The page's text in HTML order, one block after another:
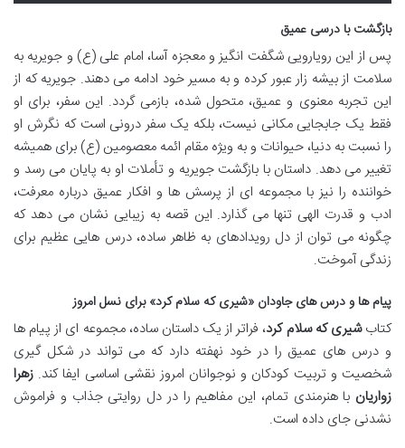
بازگشت با درسی عمیق
پس از این رویارویی شگفت انگیز و معجزه آسا، امام علی (ع) و جویریه به
سلامت از بیشه زار عبور کرده و به مسیر خود ادامه می دهند. جویریه که از
این تجربه معنوی و عمیق، متحول شده، بازمی گردد. این سفر، برای او
فقط یک جابجایی مکانی نیست، بلکه یک سفر درونی است که نگرش او
را نسبت به دنیا، حیوانات و به ویژه مقام ائمه معصومین (ع) برای همیشه
تغییر می دهد. داستان با بازگشت جویریه و تأملات او به پایان می رسد و
خواننده را نیز با مجموعه ای از پرسش ها و افکار عمیق درباره معرفت،
ادب و قدرت الهی تنها می گذارد. این قصه به زیبایی نشان می دهد که
چگونه می توان از دل رویدادهای به ظاهر ساده، درس هایی عظیم برای
زندگی آموخت.
پیام ها و درس های جاودان «شیری که سلام کرد» برای نسل امروز
کتابشیری که سلام کرد، فراتر از یک داستان ساده، مجموعه ای از پیام ها
و درس های عمیق را در خود نهفته دارد که می تواند در شکل گیری
شخصیت و تربیت کودکان و نوجوانان امروز نقشی اساسی ایفا کند. زهرا
زواریان با هنرمندی تمام، این مفاهیم را در دل روایتی جذاب و فراموش
نشدنی جای داده است.